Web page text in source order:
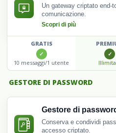
Un gateway criptato end-
comunicazione.
Scopri di più
GRATIS
10 messaggi/1 utente
GESTORE DI PASSWORD
Gestore di
Conserva e condividi
accesso criptato.